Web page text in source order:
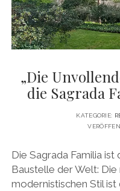
„Die
die Sagrada
KATEGORIE:
Die Sagrada Familia
Baustelle der Welt:
modernistischen Stil